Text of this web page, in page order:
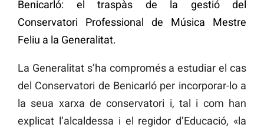
Benicarló: el traspàs de la gestió del
Conservatori Professional de Música Mestre
Feliu a la Generalitat.
La Generalitat s’ha compromés a estudiar el cas
del Conservatori de Benicarló per incorporar-lo a
la seua xarxa de conservatori i, tal i com han
explicat l’alcaldessa i el regidor d’Educació, «la